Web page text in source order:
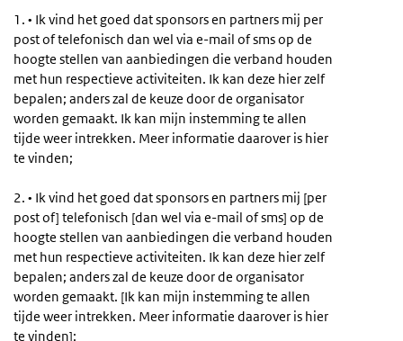
1. • Ik vind het goed dat sponsors en partners mij per
post of telefonisch dan wel via e-mail of sms op de
hoogte stellen van aanbiedingen die verband houden
met hun respectieve activiteiten. Ik kan deze hier zelf
bepalen; anders zal de keuze door de organisator
worden gemaakt. Ik kan mijn instemming te allen
tijde weer intrekken. Meer informatie daarover is hier
te vinden;
2. • Ik vind het goed dat sponsors en partners mij [per
post of] telefonisch [dan wel via e-mail of sms] op de
hoogte stellen van aanbiedingen die verband houden
met hun respectieve activiteiten. Ik kan deze hier zelf
bepalen; anders zal de keuze door de organisator
worden gemaakt. [Ik kan mijn instemming te allen
tijde weer intrekken. Meer informatie daarover is hier
te vinden];